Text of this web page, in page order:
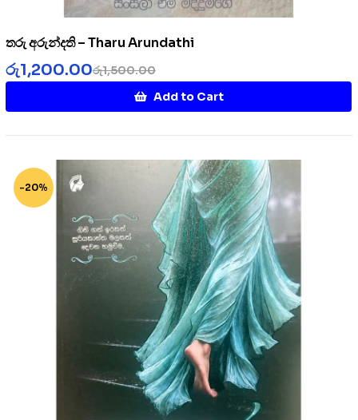
තරු අරුන්දති – Tharu Arundathi
රු1,500.00
රු1,200.00
Add to Cart
-20%